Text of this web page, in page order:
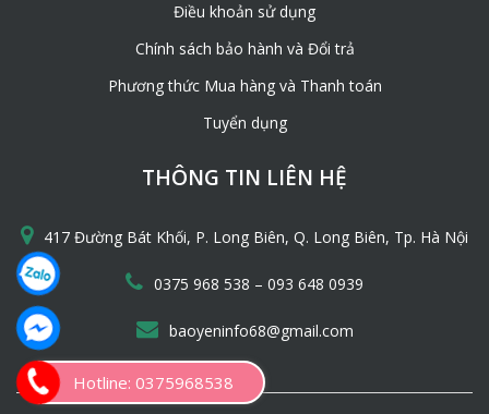
Điều khoản sử dụng
Chính sách bảo hành và Đổi trả
Phương thức Mua hàng và Thanh toán
Tuyển dụng
THÔNG TIN LIÊN HỆ
417 Đường Bát Khối, P. Long Biên, Q. Long Biên, Tp. Hà Nội
0375 968 538 – 093 648 0939
baoyeninfo68@gmail.com
Hotline: 0375968538